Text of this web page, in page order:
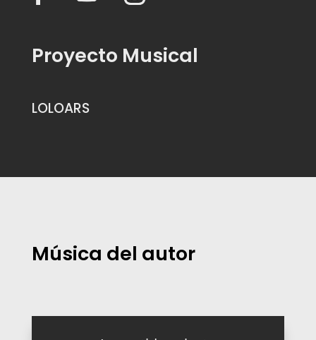
Proyecto Musical
LOLOARS
Música del autor